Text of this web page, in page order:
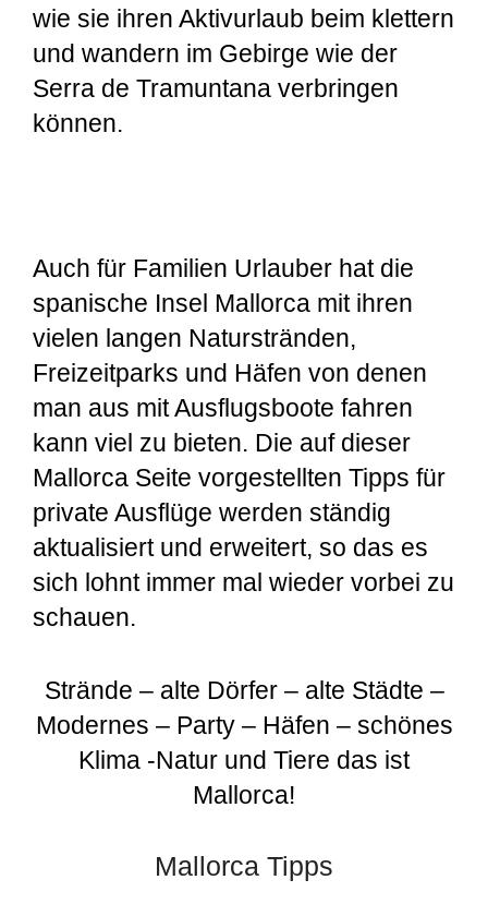
wie sie ihren Aktivurlaub beim klettern
und wandern im Gebirge wie der
Serra de Tramuntana verbringen
können.
Auch für Familien Urlauber hat die
spanische Insel Mallorca mit ihren
vielen langen Naturstränden,
Freizeitparks und Häfen von denen
man aus mit Ausflugsboote fahren
kann viel zu bieten. Die auf dieser
Mallorca Seite vorgestellten Tipps für
private Ausflüge werden ständig
aktualisiert und erweitert, so das es
sich lohnt immer mal wieder vorbei zu
schauen.
Strände – alte Dörfer – alte Städte –
Modernes – Party – Häfen – schönes
Klima -Natur und Tiere das ist
Mallorca!
Mallorca Tipps